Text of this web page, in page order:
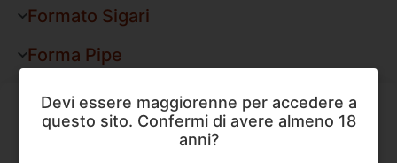
Formato Sigari
Forma Pipe
Devi essere maggiorenne per accedere a
questo sito. Confermi di avere almeno 18
anni?